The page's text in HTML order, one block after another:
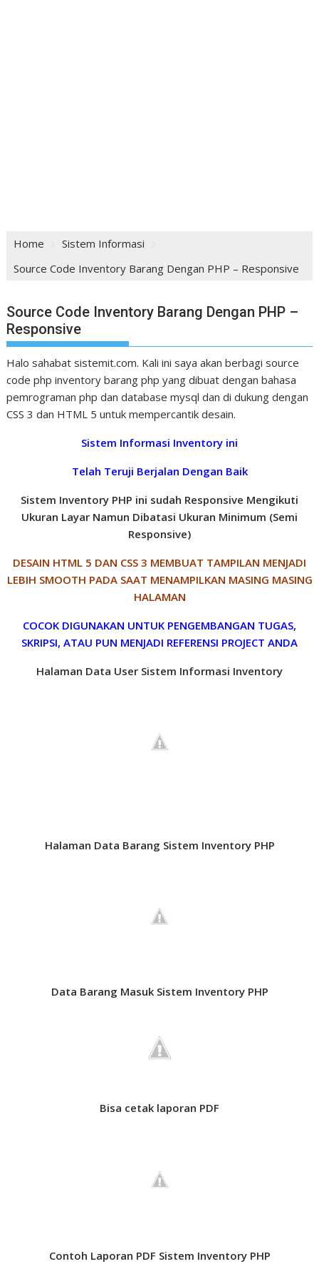
Home
Sistem Informasi
Source Code Inventory Barang Dengan PHP – Responsive
Source Code Inventory Barang Dengan PHP –
Responsive
Halo sahabat sistemit.com. Kali ini saya akan berbagi source
code php inventory barang php yang dibuat dengan bahasa
pemrograman php dan database mysql dan di dukung dengan
CSS 3 dan HTML 5 untuk mempercantik desain.
Sistem Informasi Inventory ini
Telah Teruji Berjalan Dengan Baik
Sistem Inventory PHP ini sudah Responsive Mengikuti
Ukuran Layar Namun Dibatasi Ukuran Minimum (Semi
Responsive)
DESAIN HTML 5 DAN CSS 3 MEMBUAT TAMPILAN MENJADI
LEBIH SMOOTH PADA SAAT MENAMPILKAN MASING MASING
HALAMAN
COCOK DIGUNAKAN UNTUK PENGEMBANGAN TUGAS,
SKRIPSI, ATAU PUN MENJADI REFERENSI PROJECT ANDA
Halaman Data User Sistem Informasi Inventory
Halaman Data Barang Sistem Inventory PHP
Data Barang Masuk Sistem Inventory PHP
Bisa cetak laporan PDF
Contoh Laporan PDF Sistem Inventory PHP